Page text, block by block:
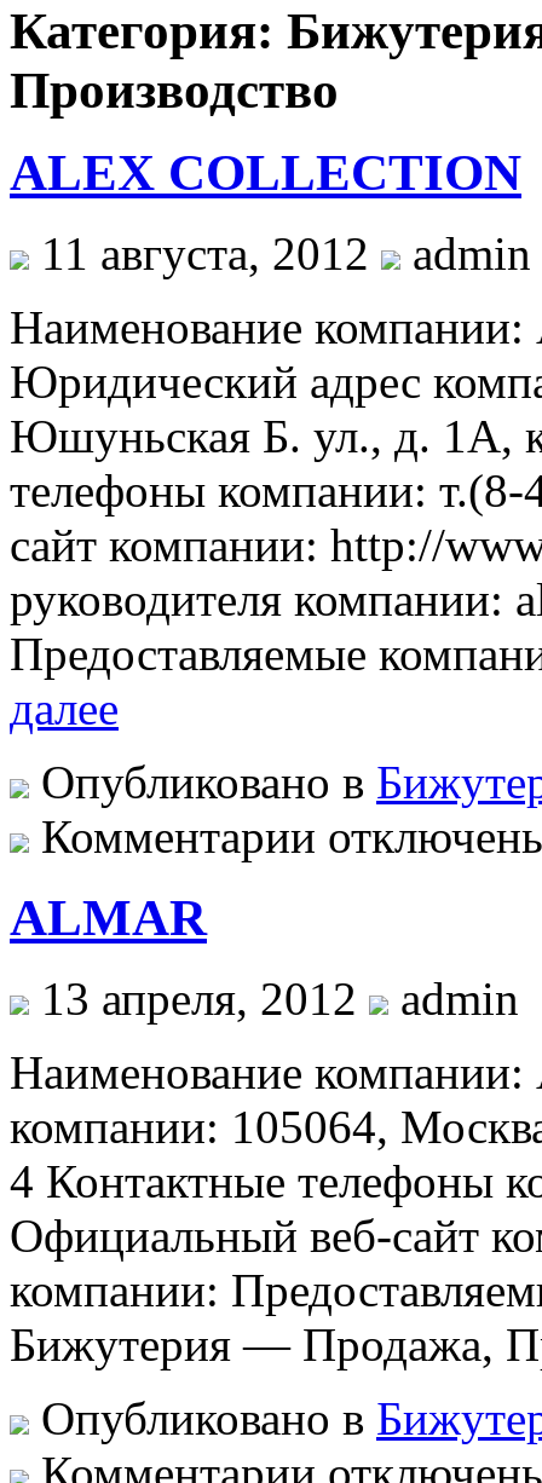
Категория:
Производство
ALEX COLLECTION
11 августа, 2012
admin
Наименование
Юридический адрес
Юшуньская Б. ул., д. 1А,
телефоны компании:
сайт компании: http://
руководителя компании:
Предоставляемые
далее
Опубликовано в
Комментарии записи
ALMAR
13 апреля, 2012
admin
Наименование
компании: 105064,
4 Контактные телефоны
Официальный веб-сайт
компании:
Бижутерия — Продажа,
Опубликовано в
записи